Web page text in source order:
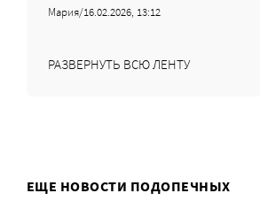
Мария/16.02.2026, 13:12
РАЗВЕРНУТЬ ВСЮ ЛЕНТУ
ЕЩЕ НОВОСТИ ПОДОПЕЧНЫХ